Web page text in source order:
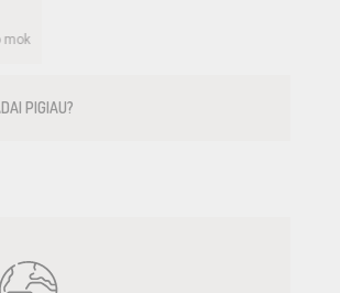
sutarties mokestis –
PIGIAU?